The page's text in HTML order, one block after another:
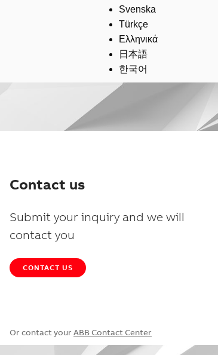
Svenska
Türkçe
Ελληνικά
日本語
한국어
Contact us
Submit your inquiry and we will
contact you
CONTACT US
Or contact your ABB Contact Center